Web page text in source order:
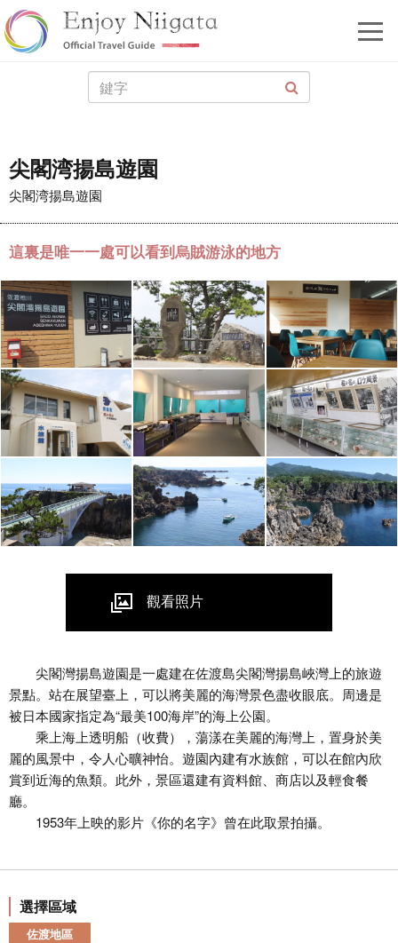
尖閣湾揚島遊園
尖閣湾揚島遊園
這裏是唯一一處可以看到烏賊游泳的地方
觀看照片
尖閣灣揚島遊園是一處建在佐渡島尖閣灣揚島峽灣上的旅遊
景點。站在展望臺上，可以將美麗的海灣景色盡收眼底。周邊是
被日本國家指定為“最美100海岸”的海上公園。
乘上海上透明船（收費），蕩漾在美麗的海灣上，置身於美
麗的風景中，令人心曠神怡。遊園內建有水族館，可以在館內欣
賞到近海的魚類。此外，景區還建有資料館、商店以及輕食餐
廳。
1953年上映的影片《你的名字》曾在此取景拍攝。
選擇區域
佐渡地區